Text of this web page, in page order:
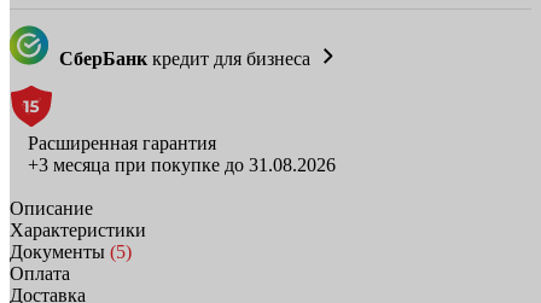
СберБанк кредит для бизнеса
Расширенная гарантия
+3 месяца при покупке до 31.08.2026
Описание
Характеристики
Документы (5)
Оплата
Доставка